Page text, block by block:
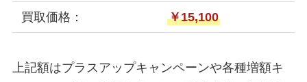
買取価格： ￥15,100
上記額はプラスアップキャンペーンや各種増額キ